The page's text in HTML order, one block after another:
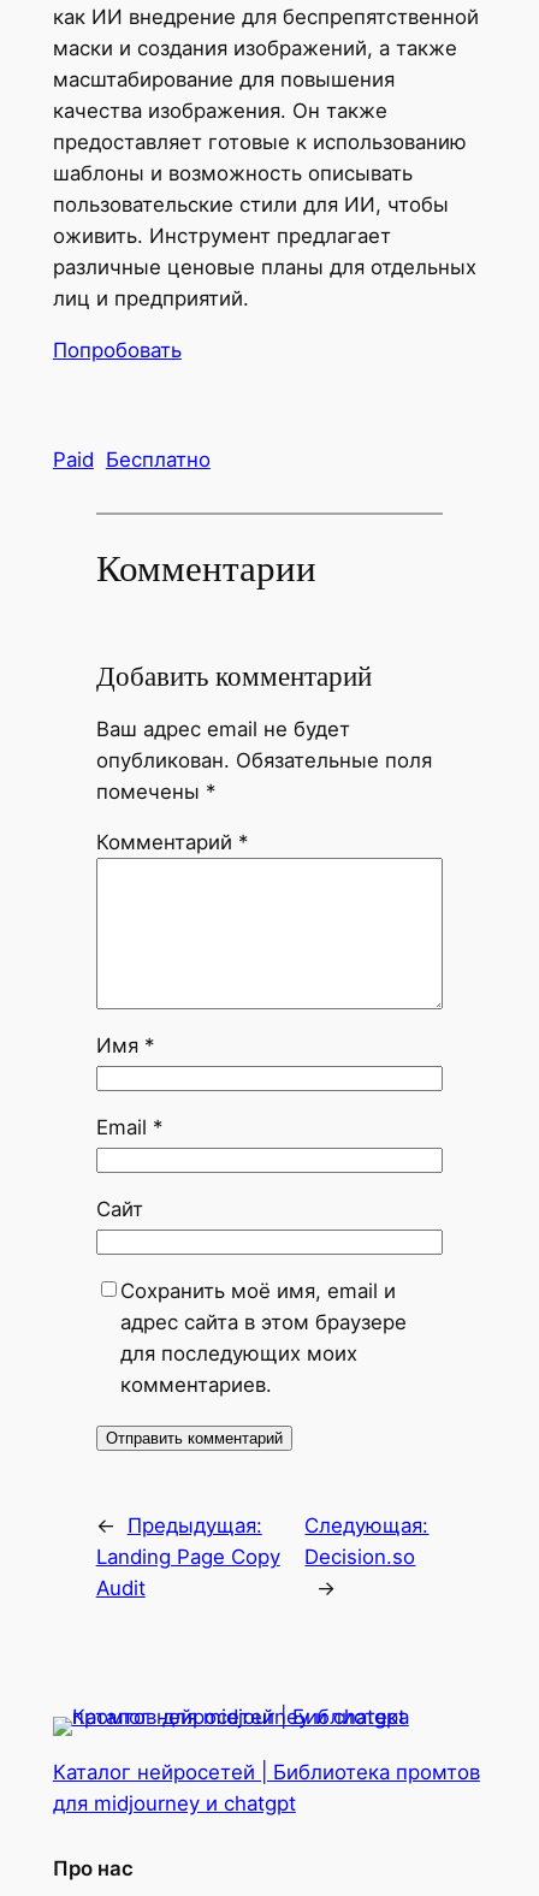
как ИИ внедрение для беспрепятственной
маски и создания изображений, а также
масштабирование для повышения
качества изображения. Он также
предоставляет готовые к использованию
шаблоны и возможность описывать
пользовательские стили для ИИ, чтобы
оживить. Инструмент предлагает
различные ценовые планы для отдельных
лиц и предприятий.
Попробовать
Paid Бесплатно
Комментарии
Добавить комментарий
Ваш адрес email не будет
опубликован. Обязательные поля
помечены *
Комментарий *
Имя *
Email *
Сайт
Сохранить моё имя, email и
адрес сайта в этом браузере
для последующих моих
комментариев.
←
Предыдущая:
Landing Page Copy
Audit
Следующая:
Decision.so
→
Каталог нейросетей | Библиотека промтов
для midjourney и chatgpt
Про нас